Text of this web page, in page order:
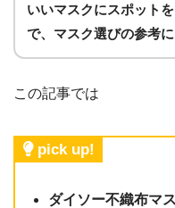
いいマスクにスポット
で、マスク選びの参考
この記事では
pick up!
ダイソー不織布マ